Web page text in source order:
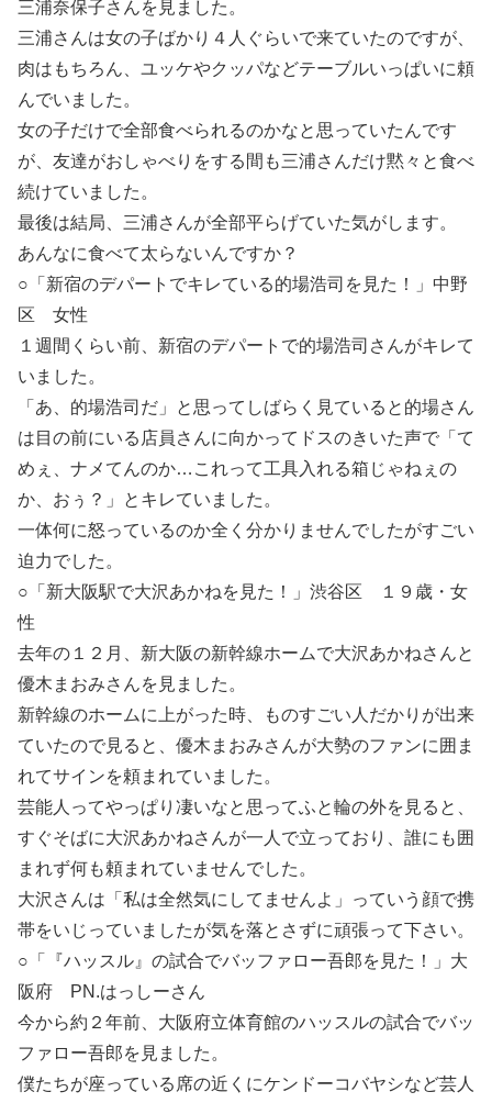
三浦奈保子さんを見ました。
三浦さんは女の子ばかり４人ぐらいで来ていたのですが、
肉はもちろん、ユッケやクッパなどテーブルいっぱいに頼
んでいました。
女の子だけで全部食べられるのかなと思っていたんです
が、友達がおしゃべりをする間も三浦さんだけ黙々と食べ
続けていました。
最後は結局、三浦さんが全部平らげていた気がします。
あんなに食べて太らないんですか？
○「新宿のデパートでキレている的場浩司を見た！」中野
区 女性
１週間くらい前、新宿のデパートで的場浩司さんがキレて
いました。
「あ、的場浩司だ」と思ってしばらく見ていると的場さん
は目の前にいる店員さんに向かってドスのきいた声で「て
めぇ、ナメてんのか…これって工具入れる箱じゃねぇの
か、おぅ？」とキレていました。
一体何に怒っているのか全く分かりませんでしたがすごい
迫力でした。
○「新大阪駅で大沢あかねを見た！」渋谷区 １９歳・女
性
去年の１２月、新大阪の新幹線ホームで大沢あかねさんと
優木まおみさんを見ました。
新幹線のホームに上がった時、ものすごい人だかりが出来
ていたので見ると、優木まおみさんが大勢のファンに囲ま
れてサインを頼まれていました。
芸能人ってやっぱり凄いなと思ってふと輪の外を見ると、
すぐそばに大沢あかねさんが一人で立っており、誰にも囲
まれず何も頼まれていませんでした。
大沢さんは「私は全然気にしてませんよ」っていう顔で携
帯をいじっていましたが気を落とさずに頑張って下さい。
○「『ハッスル』の試合でバッファロー吾郎を見た！」大
阪府 PN.はっしーさん
今から約２年前、大阪府立体育館のハッスルの試合でバッ
ファロー吾郎を見ました。
僕たちが座っている席の近くにケンドーコバヤシなど芸人